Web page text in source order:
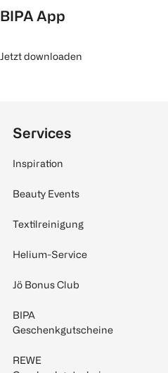
BIPA App
Jetzt downloaden
Services
Inspiration
Beauty Events
Textilreinigung
Helium-Service
Jö Bonus Club
BIPA
Geschenkgutscheine
REWE